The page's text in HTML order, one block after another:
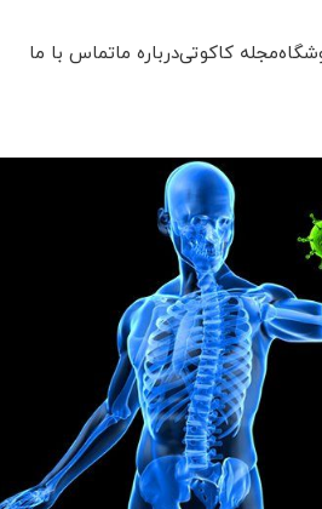
مجله کاکوتیدرباره ماتماس با ما